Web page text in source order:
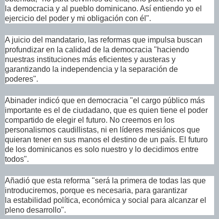
la democracia y al pueblo dominicano. Así entiendo yo el
ejercicio del poder y mi obligación con él".
A juicio del mandatario, las reformas que impulsa buscan
profundizar en la calidad de la democracia "haciendo
nuestras instituciones más eficientes y austeras y
garantizando la independencia y la separación de
poderes".
Abinader indicó que en democracia "el cargo público más
importante es el de ciudadano, que es quien tiene el poder
compartido de elegir el futuro. No creemos en los
personalismos caudillistas, ni en líderes mesiánicos que
quieran tener en sus manos el destino de un país. El futuro
de los dominicanos es solo nuestro y lo decidimos entre
todos".
Añadió que esta reforma "será la primera de todas las que
introduciremos, porque es necesaria, para garantizar
la estabilidad política, económica y social para alcanzar el
pleno desarrollo".